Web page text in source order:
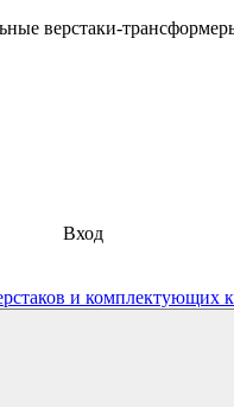
верстаки-
Вход